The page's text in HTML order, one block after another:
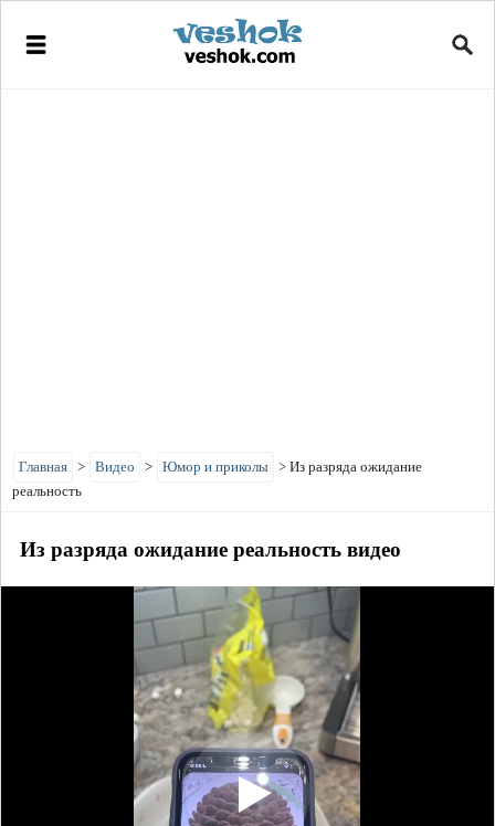
Главная > Видео > Юмор и приколы > Из разряда ожидание
реальность
Из разряда ожидание реальность видео